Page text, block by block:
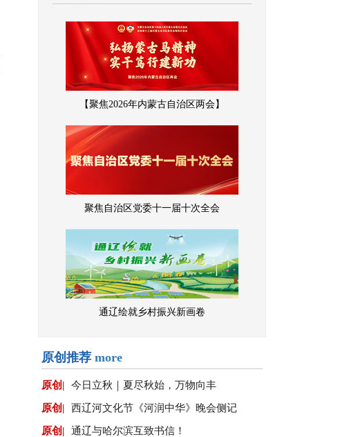
【聚焦2026年内蒙古自治区两会】
聚焦自治区党委十一届十次全会
通辽绘就乡村振兴新画卷
原创推荐 more
原创| 今日立秋｜夏尽秋始，万物向丰
原创| 西辽河文化节《河润中华》晚会侧记
原创| 通辽与哈尔滨互致书信！